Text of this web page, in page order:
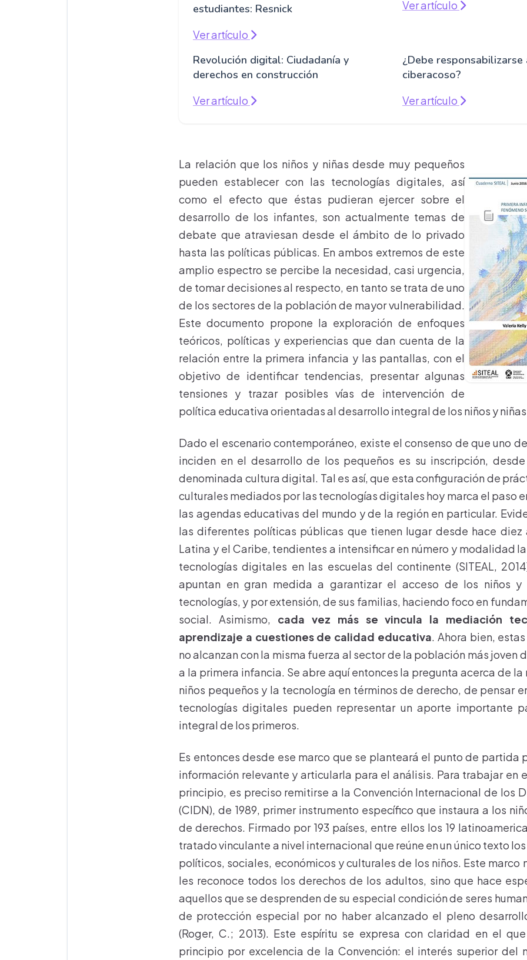
estudiantes: Resnick
Ver artículo
Ver artículo
Revolución digital: Ciudadanía y
derechos en construcción
Ver artículo
¿Debe
ciberacoso?
Ver artículo
La relación que los niños y niñas desde muy pequeños
pueden establecer con las tecnologías digitales, así
como el efecto que éstas pudieran ejercer sobre el
desarrollo de los infantes, son actualmente temas de
debate que atraviesan desde el ámbito de lo privado
hasta las políticas públicas. En ambos extremos de este
amplio espectro se percibe la necesidad, casi urgencia,
de tomar decisiones al respecto, en tanto se trata de uno
de los sectores de la población de mayor vulnerabilidad.
Este documento propone la exploración de enfoques
teóricos, políticas y experiencias que dan cuenta de la
relación entre la primera infancia y las pantallas, con el
objetivo de identificar tendencias, presentar algunas
tensiones y trazar posibles vías de intervención de
política educativa orientadas al desarrollo integral de los niños y
Dado el escenario contemporáneo, existe el consenso de que uno
inciden en el desarrollo de los pequeños es su inscripción,
denominada cultura digital. Tal es así, que esta configuración de
culturales mediados por las tecnologías digitales hoy marca el paso
las agendas educativas del mundo y de la región en particular.
las diferentes políticas públicas que tienen lugar desde hace diez
Latina y el Caribe, tendientes a intensificar en número y modalidad
tecnologías digitales en las escuelas del continente (SITEAL,
apuntan en gran medida a garantizar el acceso de los niños y
tecnologías, y por extensión, de sus familias, haciendo foco en
social. Asimismo, cada vez más se vincula la mediación
aprendizaje a cuestiones de calidad educativa. Ahora bien,
no alcanzan con la misma fuerza al sector de la población más joven
a la primera infancia. Se abre aquí entonces la pregunta acerca de
niños pequeños y la tecnología en términos de derecho, de pensar
tecnologías digitales pueden representar un aporte importante
integral de los primeros.
Es entonces desde ese marco que se planteará el punto de partida
información relevante y articularla para el análisis. Para trabajar en
principio, es preciso remitirse a la Convención Internacional de los
(CIDN), de 1989, primer instrumento específico que instaura a los
de derechos. Firmado por 193 países, entre ellos los 19
tratado vinculante a nivel internacional que reúne en un único texto
políticos, sociales, económicos y culturales de los niños. Este marco
les reconoce todos los derechos de los adultos, sino que hace
aquellos que se desprenden de su especial condición de seres
de protección especial por no haber alcanzado el pleno
(Roger, C.; 2013). Este espíritu se expresa con claridad en el
principio por excelencia de la Convención: el interés superior del